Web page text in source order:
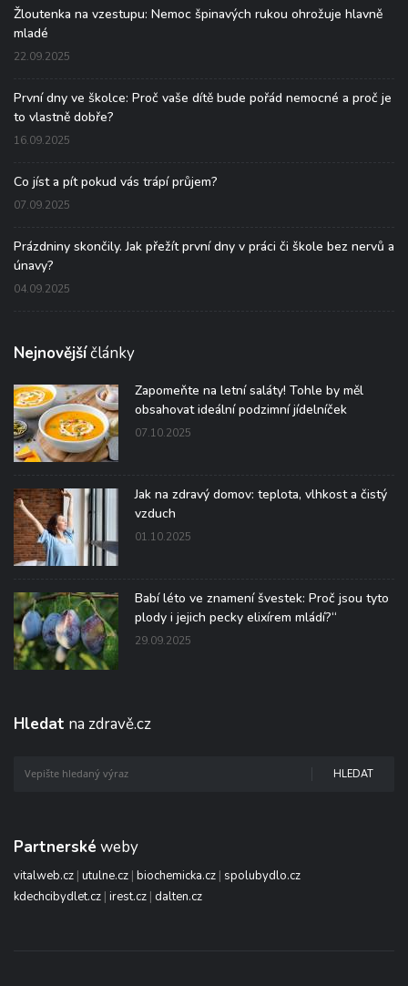
Žloutenka na vzestupu: Nemoc špinavých rukou ohrožuje hlavně
mladé
22.09.2025
První dny ve školce: Proč vaše dítě bude pořád nemocné a proč je
to vlastně dobře?
16.09.2025
Co jíst a pít pokud vás trápí průjem?
07.09.2025
Prázdniny skončily. Jak přežít první dny v práci či škole bez nervů a
únavy?
04.09.2025
Nejnovějšíčlánky
Zapomeňte na letní saláty! Tohle by měl
obsahovat ideální podzimní jídelníček
07.10.2025
Jak na zdravý domov: teplota, vlhkost a čistý
vzduch
01.10.2025
Babí léto ve znamení švestek: Proč jsou tyto
plody i jejich pecky elixírem mládí?“
29.09.2025
Hledat na zdravě.cz
HLEDAT
Partnerské weby
vitalweb.cz | utulne.cz | biochemicka.cz | spolubydlo.cz
kdechcibydlet.cz | irest.cz | dalten.cz